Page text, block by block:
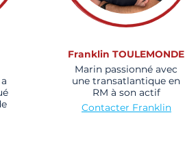
Franklin TOULEMONDE
Marin passionné avec
une transatlantique en
RM à son actif
Contacter Franklin